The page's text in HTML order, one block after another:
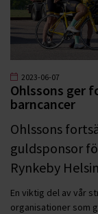
2023-06-07
Ohlssons ger
barncancer
Ohlssons
guldsponsor
Rynkeby
En viktig del av vår
organisationer som